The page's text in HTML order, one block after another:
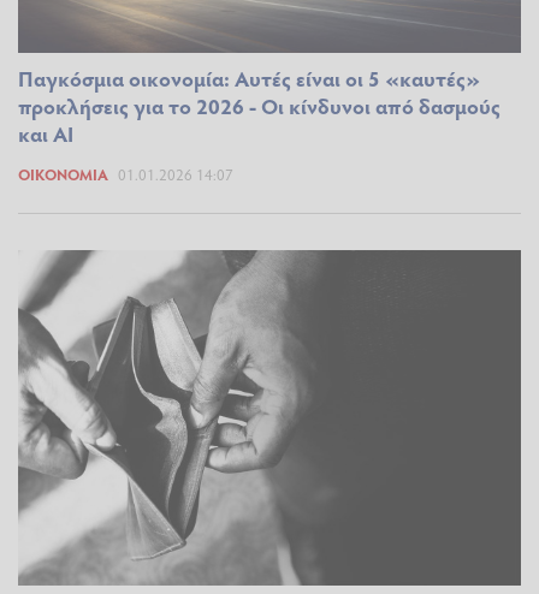
Παγκόσμια οικονομία: Αυτές είναι οι 5 «καυτές»
προκλήσεις για το 2026 - Οι κίνδυνοι από δασμούς
και ΑΙ
ΟΙΚΟΝΟΜΊΑ 01.01.2026 14:07